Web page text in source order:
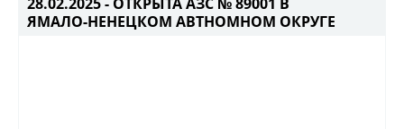
ЯМАЛО-НЕНЕЦКОМ АВТНОМНОМ ОКРУГЕ